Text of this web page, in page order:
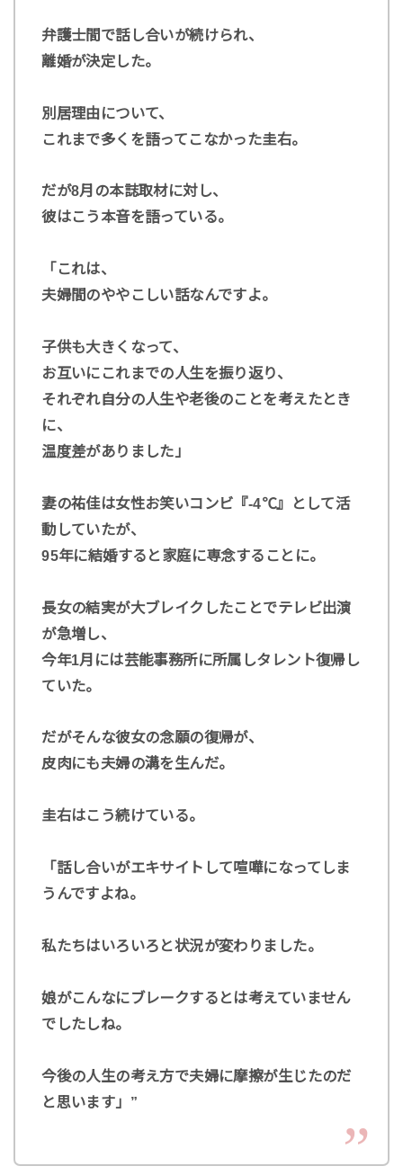
弁護士間で話し合いが続けられ、
離婚が決定した。
別居理由について、
これまで多くを語ってこなかった圭右。
だが8月の本誌取材に対し、
彼はこう本音を語っている。
「これは、
夫婦間のややこしい話なんですよ。
子供も大きくなって、
お互いにこれまでの人生を振り返り、
それぞれ自分の人生や老後のことを考えたとき
に、
温度差がありました」
妻の祐佳は女性お笑いコンビ『‐4℃』として活
動していたが、
95年に結婚すると家庭に専念することに。
長女の結実が大ブレイクしたことでテレビ出演
が急増し、
今年1月には芸能事務所に所属しタレント復帰し
ていた。
だがそんな彼女の念願の復帰が、
皮肉にも夫婦の溝を生んだ。
圭右はこう続けている。
「話し合いがエキサイトして喧嘩になってしま
うんですよね。
私たちはいろいろと状況が変わりました。
娘がこんなにブレークするとは考えていません
でしたしね。
今後の人生の考え方で夫婦に摩擦が生じたのだ
と思います」”